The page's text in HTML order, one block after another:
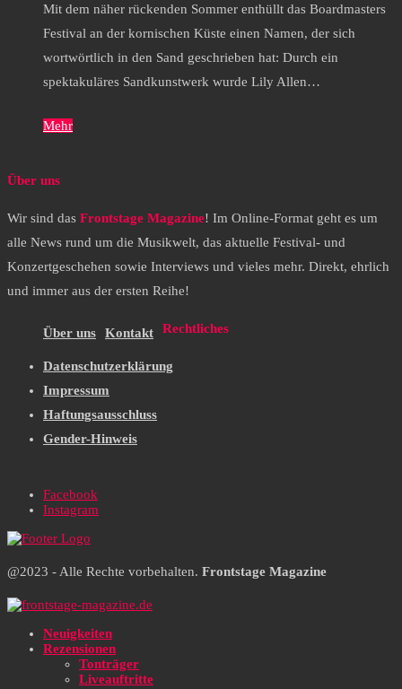
Mit dem näher rückenden Sommer enthüllt das Boardmasters
Festival an der kornischen Küste einen Namen, der sich
wortwörtlich in den Sand geschrieben hat: Durch ein
spektakuläres Sandkunstwerk wurde Lily Allen…
Mehr
Über uns
Wir sind das Frontstage Magazine! Im Online-Format geht es um
alle News rund um die Musikwelt, das aktuelle Festival- und
Konzertgeschehen sowie Interviews und vieles mehr. Direkt, ehrlich
und immer aus der ersten Reihe!
Über uns Kontakt Rechtliches
Datenschutzerklärung
Impressum
Haftungsausschluss
Gender-Hinweis
Facebook
Instagram
@2023 - Alle Rechte vorbehalten. Frontstage Magazine
Neuigkeiten
Rezensionen
Tonträger
Liveauftritte